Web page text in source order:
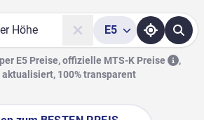
E5
E5 Preise, offizielle MTS-K Preise
,
100% transparent